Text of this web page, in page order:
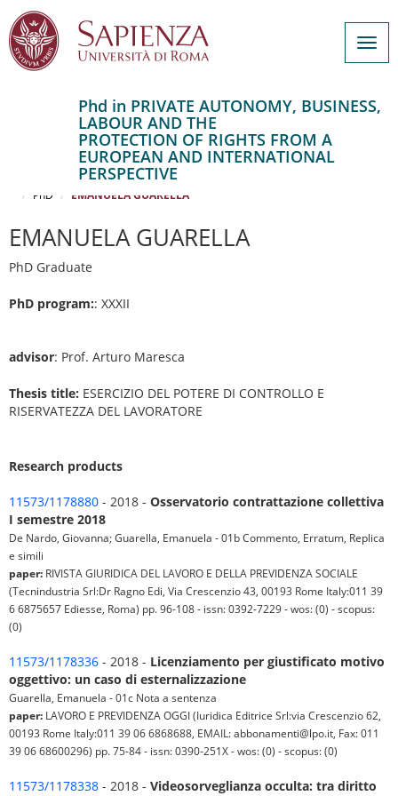
Phd in PRIVATE AUTONOMY, BUSINESS,
LABOUR AND THE
PROTECTION OF RIGHTS FROM A
EUROPEAN AND INTERNATIONAL
PERSPECTIVE
PRIVATE AUTONOMY, BUSINESS, LABOUR AND THE PROTECTION OF
RIGHTS FROM A EUROPEAN AND INTERNATIONAL PERSPECTIVE
PhD
EMANUELA GUARELLA
EMANUELA GUARELLA
PhD Graduate
PhD program:: XXXII
advisor: Prof. Arturo Maresca
Thesis title: ESERCIZIO DEL POTERE DI CONTROLLO E
RISERVATEZZA DEL LAVORATORE
Research products
11573/1178880 - 2018 - Osservatorio contrattazione collettiva
I semestre 2018
De Nardo, Giovanna; Guarella, Emanuela - 01b Commento, Erratum, Replica
e simili
paper: RIVISTA GIURIDICA DEL LAVORO E DELLA PREVIDENZA SOCIALE
(Tecnindustria Srl:Dr Ragno Edi, Via Crescenzio 43, 00193 Rome Italy:011 39
6 6875657 Ediesse, Roma) pp. 96-108 - issn: 0392-7229 - wos: (0) - scopus:
(0)
11573/1178336 - 2018 - Licenziamento per giustificato motivo
oggettivo: un caso di esternalizzazione
Guarella, Emanuela - 01c Nota a sentenza
paper: LAVORO E PREVIDENZA OGGI (Iuridica Editrice Srl:via Crescenzio 62,
00193 Rome Italy:011 39 06 6868688, EMAIL: abbonamenti@lpo.it, Fax: 011
39 06 68600296) pp. 75-84 - issn: 0390-251X - wos: (0) - scopus: (0)
11573/1178338 - 2018 - Videosorveglianza occulta: tra diritto